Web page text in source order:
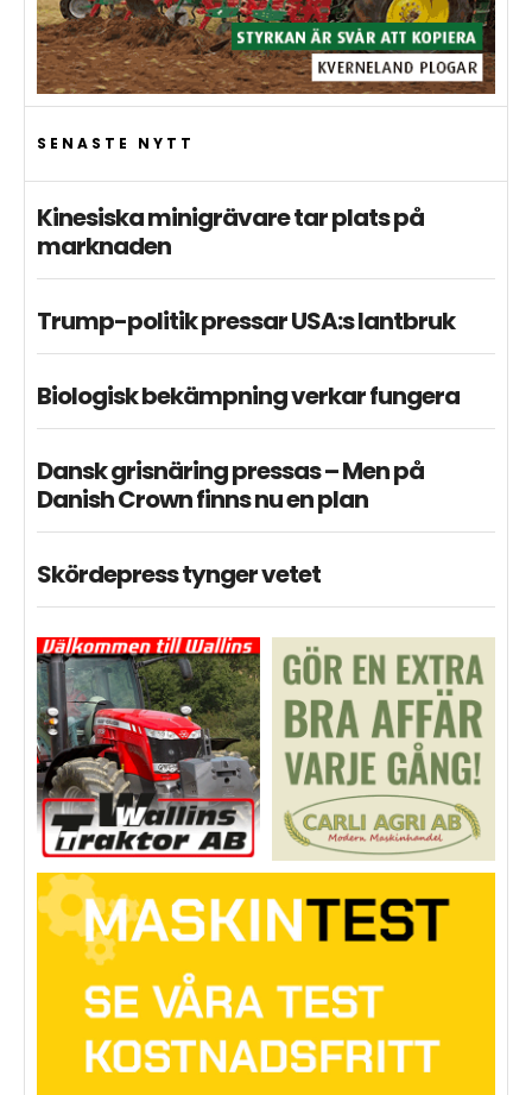
SENASTE NYTT
Kinesiska minigrävare tar plats på
marknaden
Trump-politik pressar USA:s lantbruk
Biologisk bekämpning verkar fungera
Dansk grisnäring pressas – Men på
Danish Crown finns nu en plan
Skördepress tynger vetet